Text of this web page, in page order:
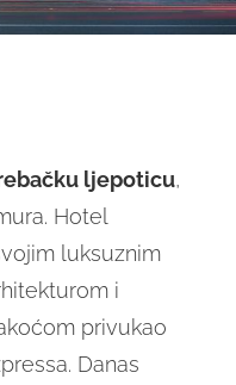
ljepoticu,
Hotel
luksuznim
i
privukao
Danas